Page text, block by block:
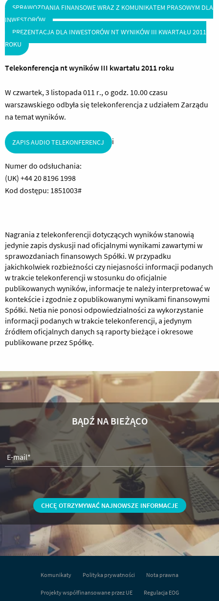
SPRAWOZDANIA FINANSOWE WRAZ Z KOMUNIKATEM PRASOWYM DLA
INWESTORÓW
PREZENTACJA DLA INWESTORÓW NT WYNIKÓW III KWARTAŁU 2011
ROKU
Telekonferencja nt wyników III kwartału 2011 roku
W czwartek, 3 listopada 011 r., o godz. 10.00 czasu
warszawskiego odbyła się telekonferencja z udziałem Zarządu
na temat wyników.
ZAPIS AUDIO TELEKONFERENCJ i
Numer do odsłuchania:
(UK) +44 20 8196 1998
Kod dostępu: 1851003#
Nagrania z telekonferencji dotyczących wyników stanowią
jedynie zapis dyskusji nad oficjalnymi wynikami zawartymi w
sprawozdaniach finansowych Spółki. W przypadku
jakichkolwiek rozbieżności czy niejasności informacji podanych
w trakcie telekonferencji w stosunku do oficjalnie
publikowanych wyników, informacje te należy interpretować w
kontekście i zgodnie z opublikowanymi wynikami finansowymi
Spółki. Netia nie ponosi odpowiedzialności za wykorzystanie
informacji podanych w trakcie telekonferencji, a jedynym
źródłem oficjalnych danych są raporty bieżące i okresowe
publikowane przez Spółkę.
BĄDŹ NA BIEŻĄCO
E-mail*
Nazwisko
Stanowisko
Telefon komórkowy
Komunikaty Polityka prywatności Nota prawna
Projekty współfinansowane przez UE Regulacja EOG